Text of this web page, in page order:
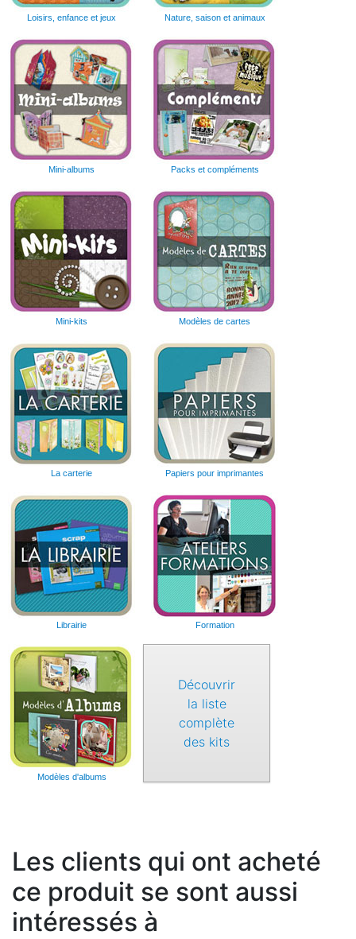
Loisirs, enfance et jeux Nature, saison et animaux
Mini-albums Packs et compléments
Mini-kits Modèles de cartes
La carterie Papiers pour imprimantes
Librairie Formation
Modèles d'albums
Découvrir
la liste
complète
des kits
Les clients qui ont acheté
ce produit se sont aussi
intéressés à